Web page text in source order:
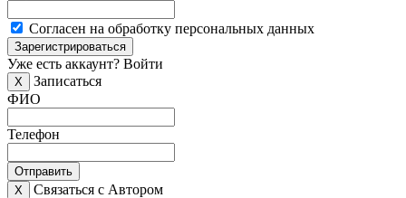
Согласен на обработку персональных данных
Зарегистрироваться
Уже есть аккаунт? Войти
X
Записаться
ФИО
Телефон
Отправить
X
Связаться с Автором